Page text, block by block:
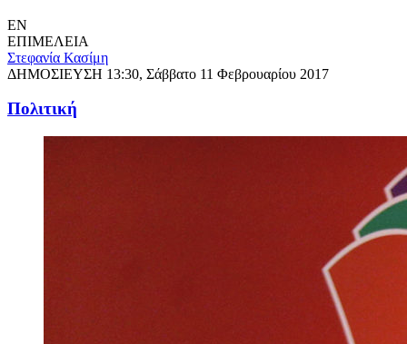
EN
ΕΠΙΜΕΛΕΙΑ
Στεφανία Κασίμη
ΔΗΜΟΣΙΕΥΣΗ 13:30, Σάββατο 11 Φεβρουαρίου 2017
Πολιτική